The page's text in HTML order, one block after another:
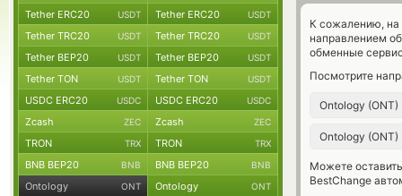
К сожалению, на
направлением
обменные
Посмотрите
Ontology (ONT)
Ontology (ONT)
Можете
BestChange
Tether ERC20 USDT Tether ERC20 USDT
Tether TRC20 USDT Tether TRC20 USDT
Tether BEP20 USDT Tether BEP20 USDT
Tether TON USDT Tether TON USDT
USDC ERC20 USDC USDC ERC20 USDC
Zcash ZEC Zcash ZEC
TRON TRX TRON TRX
BNB BEP20 BNB BNB BEP20 BNB
Ontology ONT Ontology ONT